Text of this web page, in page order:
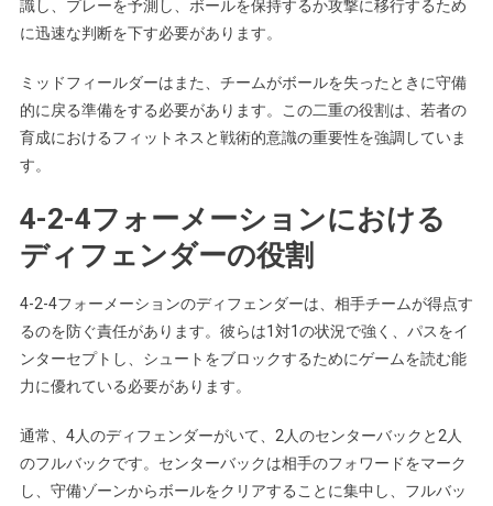
識し、プレーを予測し、ボールを保持するか攻撃に移行するため
に迅速な判断を下す必要があります。
ミッドフィールダーはまた、チームがボールを失ったときに守備
的に戻る準備をする必要があります。この二重の役割は、若者の
育成におけるフィットネスと戦術的意識の重要性を強調していま
す。
4-2-4フォーメーションにおける
ディフェンダーの役割
4-2-4フォーメーションのディフェンダーは、相手チームが得点す
るのを防ぐ責任があります。彼らは1対1の状況で強く、パスをイ
ンターセプトし、シュートをブロックするためにゲームを読む能
力に優れている必要があります。
通常、4人のディフェンダーがいて、2人のセンターバックと2人
のフルバックです。センターバックは相手のフォワードをマーク
し、守備ゾーンからボールをクリアすることに集中し、フルバッ